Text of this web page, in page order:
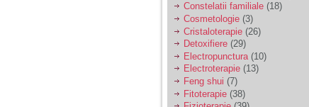
Am o bariera peste
care nu pot trece:
prietena mea a ramas
insarcinata cu o fata.
Am fost de comun
acord sa facem un
copil, cu gandul ca e
baiat.
Constelatii familiale (18)
Cosmetologie (3)
Cristaloterapie (26)
Detoxifiere (29)
Electropunctura (10)
Electroterapie (13)
Feng shui (7)
Fitoterapie (38)